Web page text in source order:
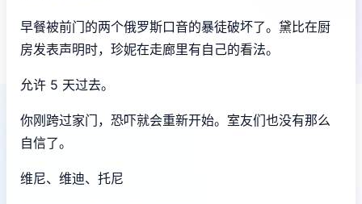
早餐被前门的两个俄罗斯口音的暴徒破坏了。黛比在厨
房发表声明时，珍妮在走廊里有自己的看法。
允许 5 天过去。
你刚跨过家门，恐吓就会重新开始。室友们也没有那么
自信了。
维尼、维迪、托尼